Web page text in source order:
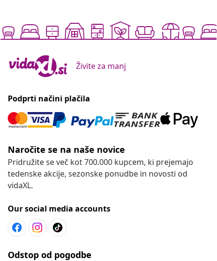
Živite za manj
Podprti načini plačila
Naročite se na naše novice
Pridružite se več kot 700.000 kupcem, ki prejemajo
tedenske akcije, sezonske ponudbe in novosti od
vidaXL.
Our social media accounts
Odstop od pogodbe